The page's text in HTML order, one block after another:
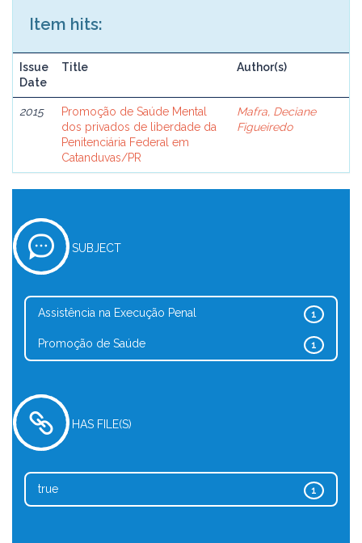
Item hits:
Issue
Date
Title Author(s)
2015
Promoção de Saúde Mental
dos privados de liberdade da
Penitenciária Federal em
Catanduvas/PR
Mafra, Deciane
Figueiredo
SUBJECT
1
Assistência na Execução Penal
1
Promoção de Saúde
HAS FILE(S)
1
true